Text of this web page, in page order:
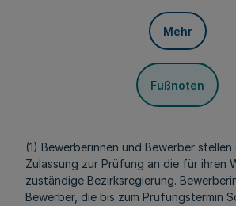
Mehr
Fußnoten
(1) Bewerberinnen und Bewerber
Zulassung zur Prüfung an die für ihren
zuständige Bezirksregierung.
Bewerber, die bis zum Prüfungstermin